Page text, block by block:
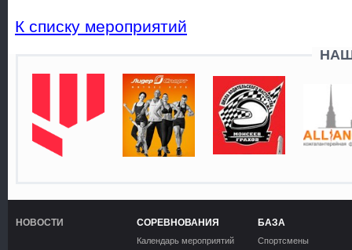
К списку мероприятий
НОВОСТИ СОРЕВНОВАНИЯ
Календарь мероприятий
БАЗА
Спортсмены